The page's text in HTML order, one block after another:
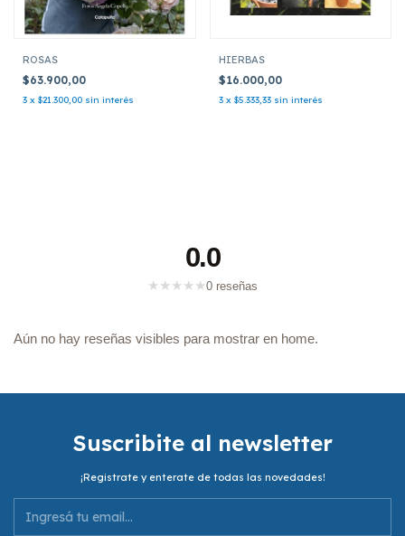
ROSAS
$63.900,00
3 x $21.300,00 sin interés
HIERBAS
$16.000,00
3 x $5.333,33 sin interés
0.0
★ ★ ★ ★ ★0 reseñas
Aún no hay reseñas visibles para mostrar en home.
Suscribite al newsletter
¡Registrate y enterate de todas las novedades!